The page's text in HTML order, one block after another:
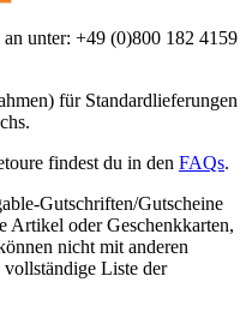
unter: +49 (0)800 182 4159
für Standardlieferungen
findest du in den FAQs.
Gutschriften/Gutscheine
Artikel oder Geschenkkarten,
nicht mit anderen
Liste der